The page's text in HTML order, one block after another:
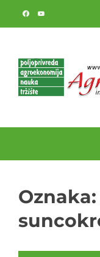
Oznaka: